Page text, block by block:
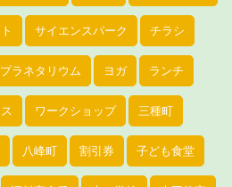
サイエンスパーク チラシ
プラネタリウム ヨガ ランチ
ワークショップ 三種町
八峰町 割引券 子ども食堂